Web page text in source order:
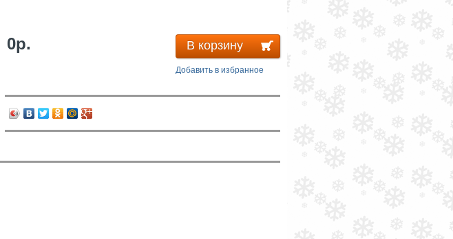
0р. В корзину
Добавить в избранное